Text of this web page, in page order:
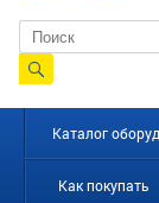
Каталог
Как покупать